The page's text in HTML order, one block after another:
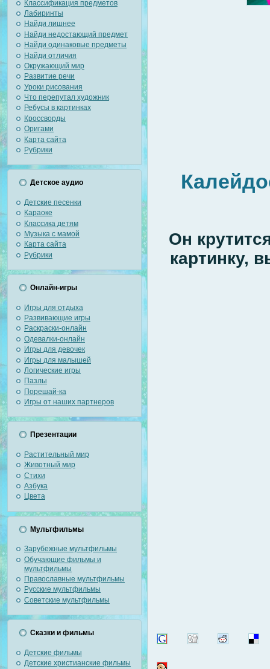
Классификация предметов
Лабиринты
Найди лишнее
Найди недостающий предмет
Найди одинаковые предметы
Найди отличия
Окружающий мир
Развитие речи
Уроки рисования
Что перепутал художник
Ребусы в картинках
Кроссворды
Оригами
Карта сайта
Рубрики
Детское аудио
Детские песенки
Караоке
Классика детям
Музыка с мамой
Карта сайта
Рубрики
Онлайн-игры
Игры для отдыха
Развивающие игры
Раскраски-онлайн
Одевалки-онлайн
Игры для девочек
Игры для малышей
Логические игры
Пазлы
Порешай-ка
Игры от наших партнеров
Презентации
Растительный мир
Животный мир
Стихи
Азбука
Цвета
Мультфильмы
Зарубежные мультфильмы
Обучающие фильмы и
мультфильмы
Православные мультфильмы
Русские мультфильмы
Советские мультфильмы
Сказки и фильмы
Детские фильмы
Детские христианские фильмы
Он
картинку,